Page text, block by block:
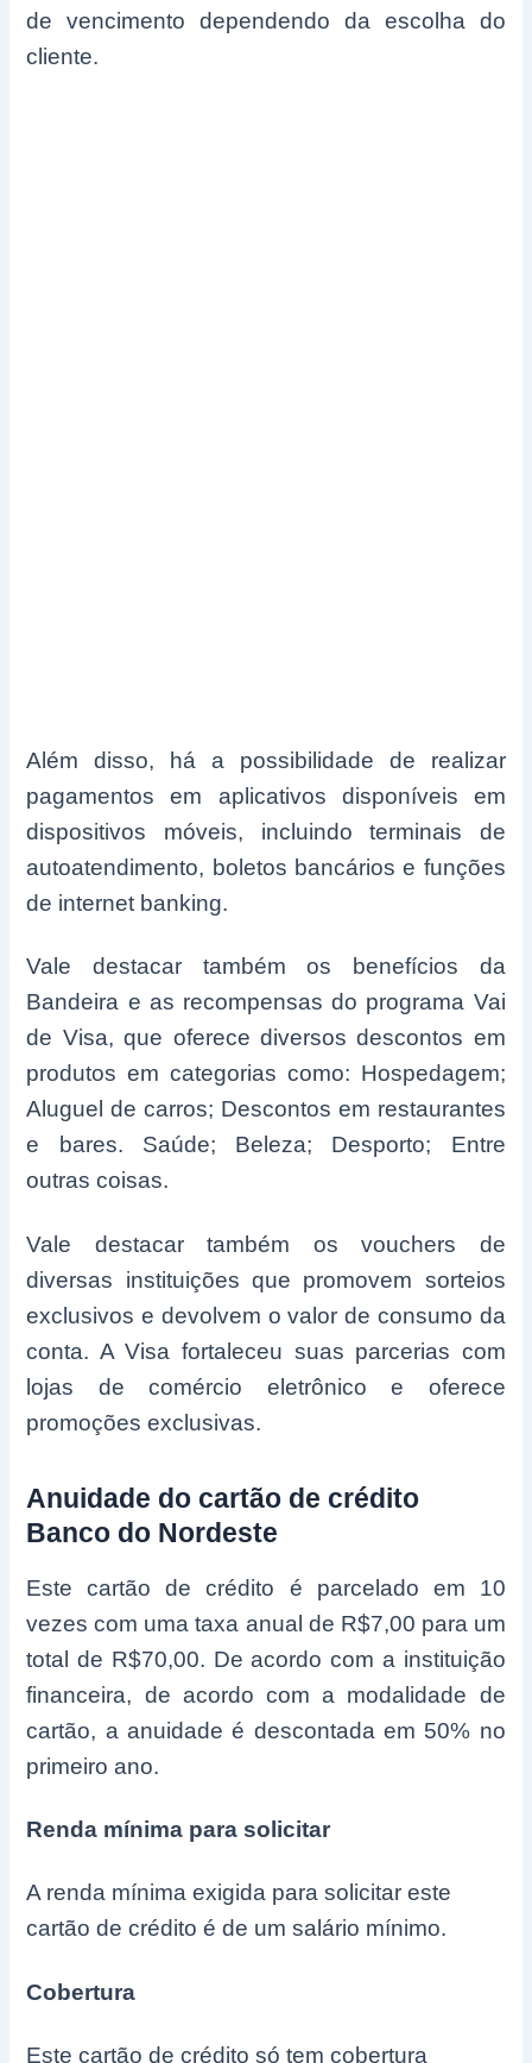
de vencimento dependendo da escolha do
cliente.
Além disso, há a possibilidade de realizar
pagamentos em aplicativos disponíveis em
dispositivos móveis, incluindo terminais de
autoatendimento, boletos bancários e funções
de internet banking.
Vale destacar também os benefícios da
Bandeira e as recompensas do programa Vai
de Visa, que oferece diversos descontos em
produtos em categorias como: Hospedagem;
Aluguel de carros; Descontos em restaurantes
e bares. Saúde; Beleza; Desporto; Entre
outras coisas.
Vale destacar também os vouchers de
diversas instituições que promovem sorteios
exclusivos e devolvem o valor de consumo da
conta. A Visa fortaleceu suas parcerias com
lojas de comércio eletrônico e oferece
promoções exclusivas.
Anuidade do cartão de crédito
Banco do Nordeste
Este cartão de crédito é parcelado em 10
vezes com uma taxa anual de R$7,00 para um
total de R$70,00. De acordo com a instituição
financeira, de acordo com a modalidade de
cartão, a anuidade é descontada em 50% no
primeiro ano.
Renda mínima para solicitar
A renda mínima exigida para solicitar este
cartão de crédito é de um salário mínimo.
Cobertura
Este cartão de crédito só tem cobertura